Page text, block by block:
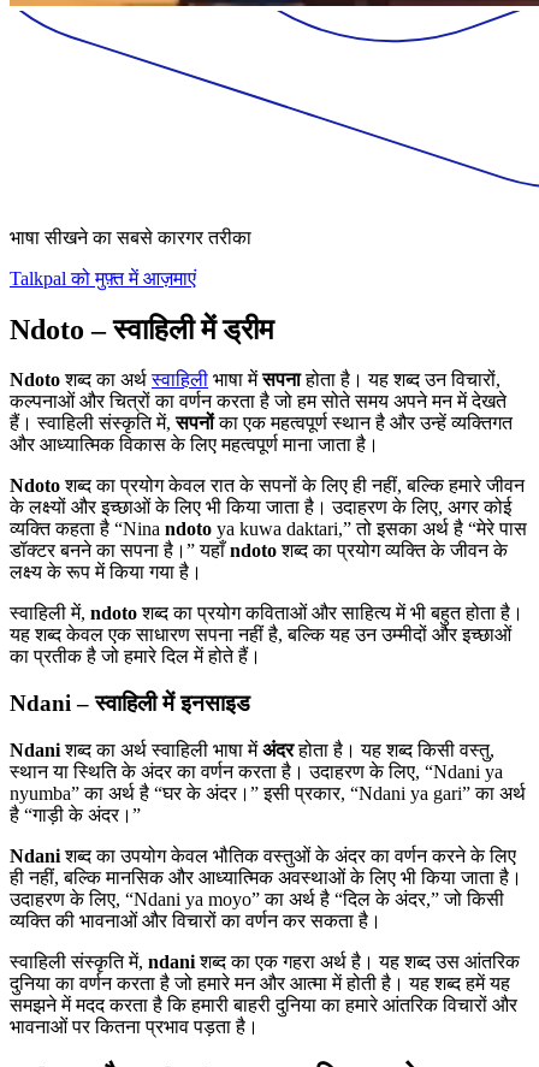
भाषा सीखने का सबसे कारगर तरीका
Talkpal को मुफ़्त में आज़माएं
Ndoto – स्वाहिली में ड्रीम
Ndotoशब्द का अर्थस्वाहिली भाषा मेंसपनाहोता है। यह शब्द उन विचारों,
कल्पनाओं और चित्रों का वर्णन करता है जो हम सोते समय अपने मन में देखते
हैं। स्वाहिली संस्कृति में,सपनोंका एक महत्वपूर्ण स्थान है और उन्हें व्यक्तिगत
और आध्यात्मिक विकास के लिए महत्वपूर्ण माना जाता है।
Ndotoशब्द का प्रयोग केवल रात के सपनों के लिए ही नहीं, बल्कि हमारे जीवन
के लक्ष्यों और इच्छाओं के लिए भी किया जाता है। उदाहरण के लिए, अगर कोई
व्यक्ति कहता है “Nina ndoto ya kuwa daktari,” तो इसका अर्थ है “मेरे पास
डॉक्टर बनने का सपना है।” यहाँndotoशब्द का प्रयोग व्यक्ति के जीवन के
लक्ष्य के रूप में किया गया है।
स्वाहिली में, ndotoशब्द का प्रयोग कविताओं और साहित्य में भी बहुत होता है।
यह शब्द केवल एक साधारण सपना नहीं है, बल्कि यह उन उम्मीदों और इच्छाओं
का प्रतीक है जो हमारे दिल में होते हैं।
Ndani – स्वाहिली में इनसाइड
Ndaniशब्द का अर्थ स्वाहिली भाषा मेंअंदरहोता है। यह शब्द किसी वस्तु,
स्थान या स्थिति के अंदर का वर्णन करता है। उदाहरण के लिए, “Ndani ya
nyumba” का अर्थ है “घर के अंदर।” इसी प्रकार, “Ndani ya gari” का अर्थ
है “गाड़ी के अंदर।”
Ndaniशब्द का उपयोग केवल भौतिक वस्तुओं के अंदर का वर्णन करने के लिए
ही नहीं, बल्कि मानसिक और आध्यात्मिक अवस्थाओं के लिए भी किया जाता है।
उदाहरण के लिए, “Ndani ya moyo” का अर्थ है “दिल के अंदर,” जो किसी
व्यक्ति की भावनाओं और विचारों का वर्णन कर सकता है।
स्वाहिली संस्कृति में, ndaniशब्द का एक गहरा अर्थ है। यह शब्द उस आंतरिक
दुनिया का वर्णन करता है जो हमारे मन और आत्मा में होती है। यह शब्द हमें यह
समझने में मदद करता है कि हमारी बाहरी दुनिया का हमारे आंतरिक विचारों और
भावनाओं पर कितना प्रभाव पड़ता है।